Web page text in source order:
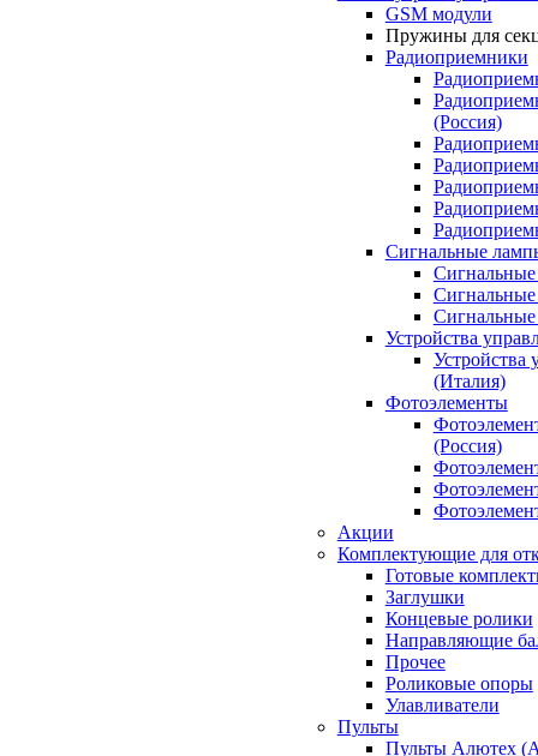
GSM модули
Пружины для
Радиоприемники
(Россия)
Сигнальные
Устройства
Устройства
(Италия)
Фотоэлементы
(Россия)
Акции
Комплектующие для
Готовые
Заглушки
Концевые ролики
Направляющие
Прочее
Роликовые опоры
Улавливатели
Пульты
Пульты Алютех